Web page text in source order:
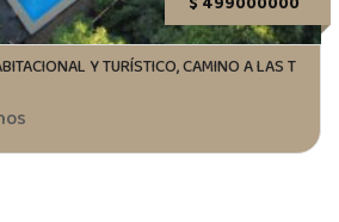
Y TURÍSTICO, CAMINO A LAS T